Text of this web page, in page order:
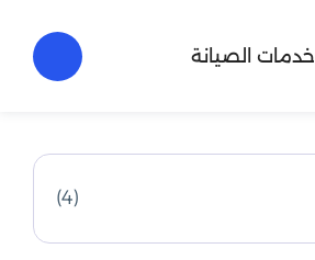
خدمات الصيانة
(4)